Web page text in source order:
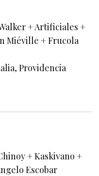
+ Artificiales +
Miéville + Frucola
Providencia
+ Kaskivano +
Escobar